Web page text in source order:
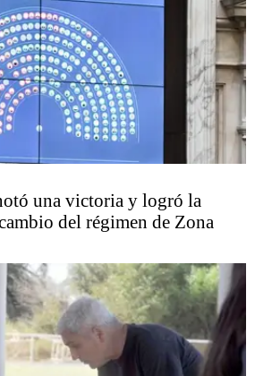
una victoria y logró la
del régimen de Zona